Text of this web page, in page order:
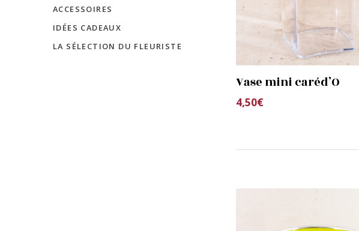
Vase mini caréd’O
4,50€
ACCESSOIRES
IDÉES CADEAUX
LA SÉLECTION DU FLEURISTE